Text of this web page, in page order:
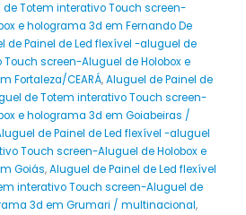
Totem interativo Touch screen-
e holograma 3d em Fernando De
de Painel de Led flexível -aluguel de
screen-Aluguel de Holobox e
Fortaleza/CEARÁ,Aluguel de Painel de
de Totem interativo Touch screen-
e holograma 3d em Goiabeiras /
de Painel de Led flexível -aluguel
Touch screen-Aluguel de Holobox e
Goiás,Aluguel de Painel de Led flexível
interativo Touch screen-Aluguel de
3d em Grumari / multinacional,